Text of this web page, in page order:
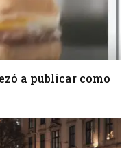
a publicar como